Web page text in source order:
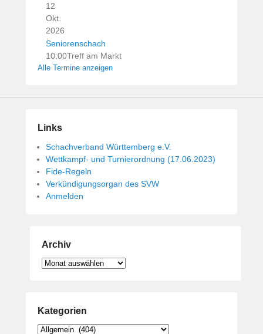
12
Okt.
2026
Seniorenschach
10:00Treff am Markt
Alle Termine anzeigen
Links
Schachverband Württemberg e.V.
Wettkampf- und Turnierordnung (17.06.2023)
Fide-Regeln
Verkündigungsorgan des SVW
Anmelden
Archiv
Archiv
Kategorien
Kategorien